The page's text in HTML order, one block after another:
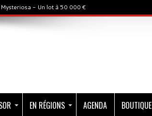
- Un lot à 50 000 €
EN RÉGIONS AGENDA BOUTIQUE